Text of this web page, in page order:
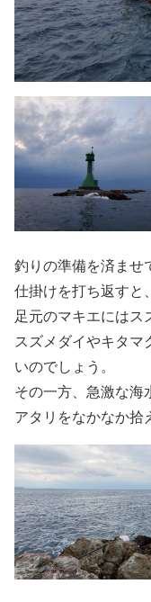
釣りの準備を済ませ
仕掛けを打ち返すと
足元のマキエにはス
スズメダイやキタマ
いのでしょう。
その一方、急激な海
アタリをなかなか拾